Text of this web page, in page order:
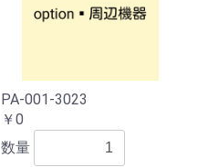
PA-001-3023
￥0
数量